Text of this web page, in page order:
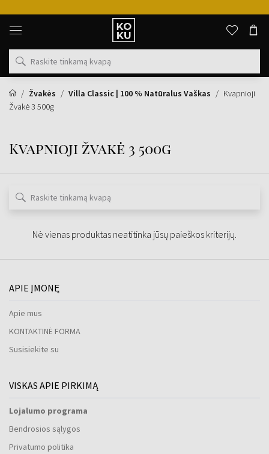
Originalūs
kvepalai
laikrodžiai
vienoje
Žvakės Villa Classic | 100 % Natūralus Vaškas
Kvapnioji
Žvakė 3 500g
Kvapnioji žvakė 3 500g
Nė vienas produktas neatitinka jūsų paieškos kriterijų.
APIE ĮMONĘ
Apie mus
KONTAKTINĖ FORMA
Susisiekite su
VISKAS APIE PIRKIMĄ
Lojalumo programa
Bendrosios sąlygos
Privatumo politika